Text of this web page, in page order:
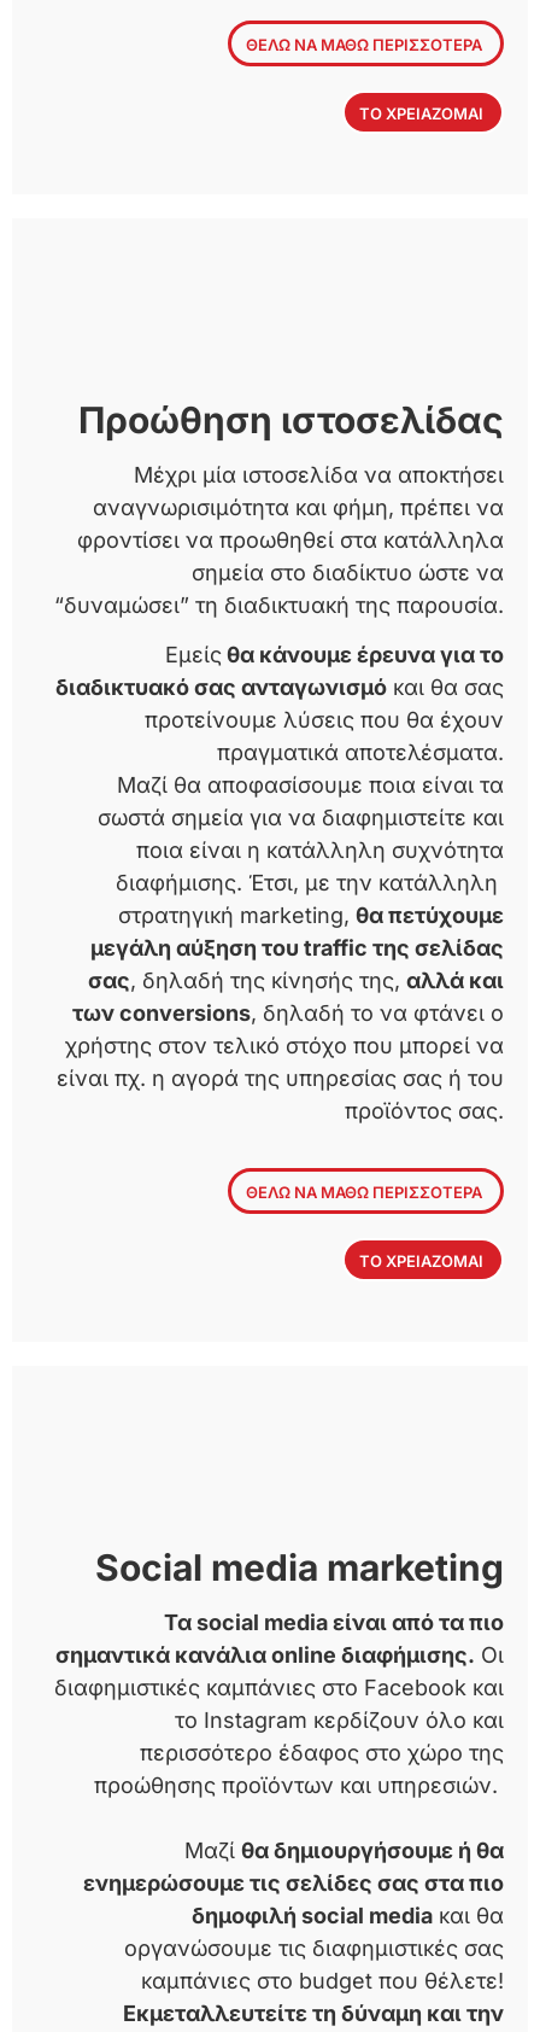
ΘΕΛΩ ΝΑ ΜΑΘΩ ΠΕΡΙΣΣΟΤΕΡΑ
ΤΟ ΧΡΕΙΑΖΟΜΑΙ
Προώθηση ιστοσελίδας
Μέχρι μία ιστοσελίδα να αποκτήσει
αναγνωρισιμότητα και φήμη, πρέπει να
φροντίσει να προωθηθεί στα κατάλληλα
σημεία στο διαδίκτυο ώστε να
“δυναμώσει” τη διαδικτυακή της παρουσία.
Εμείςθα κάνουμε έρευνα για το
διαδικτυακό σας ανταγωνισμό και θα σας
προτείνουμε λύσεις που θα έχουν
πραγματικά αποτελέσματα.
Μαζί θα αποφασίσουμε ποια είναι τα
σωστά σημεία για να διαφημιστείτε και
ποια είναι η κατάλληλη συχνότητα
διαφήμισης. Έτσι, με την κατάλληλη
στρατηγική marketing, θα πετύχουμε
μεγάλη αύξηση του traffic της σελίδας
σας, δηλαδή της κίνησής της, αλλά και
των conversions, δηλαδή το να φτάνει ο
χρήστης στον τελικό στόχο που μπορεί να
είναι πχ. η αγορά της υπηρεσίας σας ή του
προϊόντος σας.
ΘΕΛΩ ΝΑ ΜΑΘΩ ΠΕΡΙΣΣΟΤΕΡΑ
ΤΟ ΧΡΕΙΑΖΟΜΑΙ
Social media marketing
Τα social media είναι από τα πιο
σημαντικά κανάλια online διαφήμισης. Οι
διαφημιστικές καμπάνιες στο Facebook και
το Instagram κερδίζουν όλο και
περισσότερο έδαφος στο χώρο της
προώθησης προϊόντων και υπηρεσιών.
Μαζί θα δημιουργήσουμε ή θα
ενημερώσουμε τις σελίδες σας στα πιο
δημοφιλή social media και θα
οργανώσουμε τις διαφημιστικές σας
καμπάνιες στο budget που θέλετε!
Εκμεταλλευτείτε τη δύναμη και την